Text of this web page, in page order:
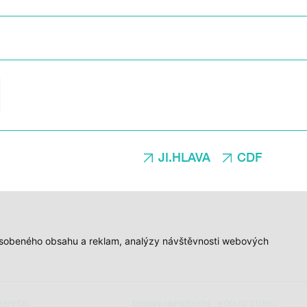
obsahu a reklam, analýzy návštěvnosti webových
JI.HLAVA CDF